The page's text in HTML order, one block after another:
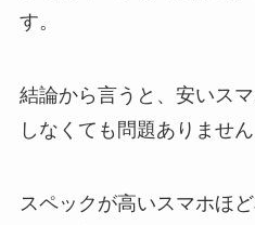
す。
結論から言うと、安いス
しなくても問題ありません
スペックが高いスマホほ